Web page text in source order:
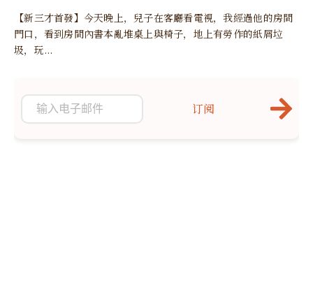
【新三才首發】今天晚上，兒子在客廳看電視，我經過他的房間
門口，看到房間內書本亂堆桌上與椅子，地上有勞作的紙屑垃
圾，玩...
订阅